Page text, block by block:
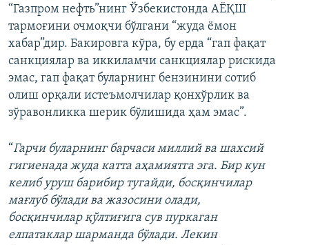
“Газпром нефть”нинг Ўзбекистонда АЁҚШ
тармоғини очмоқчи бўлгани “жуда ёмон
хабар”дир. Бакировга кўра, бу ерда “гап фақат
санкциялар ва иккиламчи санкциялар рискида
эмас, гап фақат буларнинг бензинини сотиб
олиш орқали истеъмолчилар қонхўрлик ва
зўравонликка шерик бўлишида ҳам эмас”.
“Гарчи буларнинг барчаси миллий ва шахсий
гигиенада жуда катта аҳамиятга эга. Бир кун
келиб уруш барибир тугайди, босқинчилар
мағлуб бўлади ва жазосини олади,
босқинчилар қўлтиғига сув пуркаган
елпатаклар шарманда бўлади. Лекин